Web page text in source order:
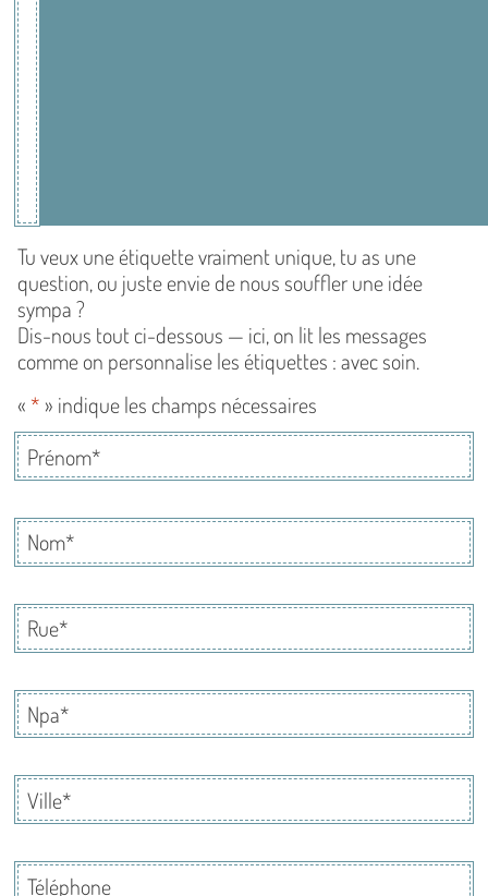
Tu veux une étiquette vraiment unique, tu as une
question, ou juste envie de nous souffler une idée
sympa ?
Dis-nous tout ci-dessous — ici, on lit les messages
comme on personnalise les étiquettes : avec soin.
« * » indique les champs nécessaires
Prénom*
Nom*
Rue
Npa*
Ville*
Téléphone